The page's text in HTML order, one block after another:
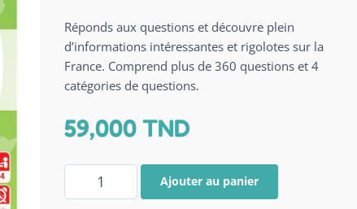
Réponds aux questions et découvre plein
d’informations intéressantes et rigolotes sur la
France. Comprend plus de 360 questions et 4
catégories de questions.
59,000TND
Ajouter au panier